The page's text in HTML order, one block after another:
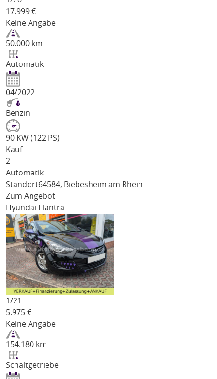
17.999 €
Keine Angabe
50.000 km
Automatik
04/2022
Benzin
90 KW (122 PS)
Kauf
2
Automatik
Standort64584, Biebesheim am Rhein
Zum Angebot
Hyundai Elantra
1/21
5.975 €
Keine Angabe
154.180 km
Schaltgetriebe